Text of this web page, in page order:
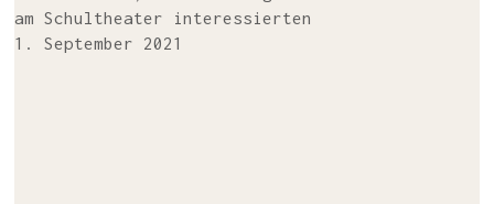
am Schul­thea­ter interessierten
1. September 2021